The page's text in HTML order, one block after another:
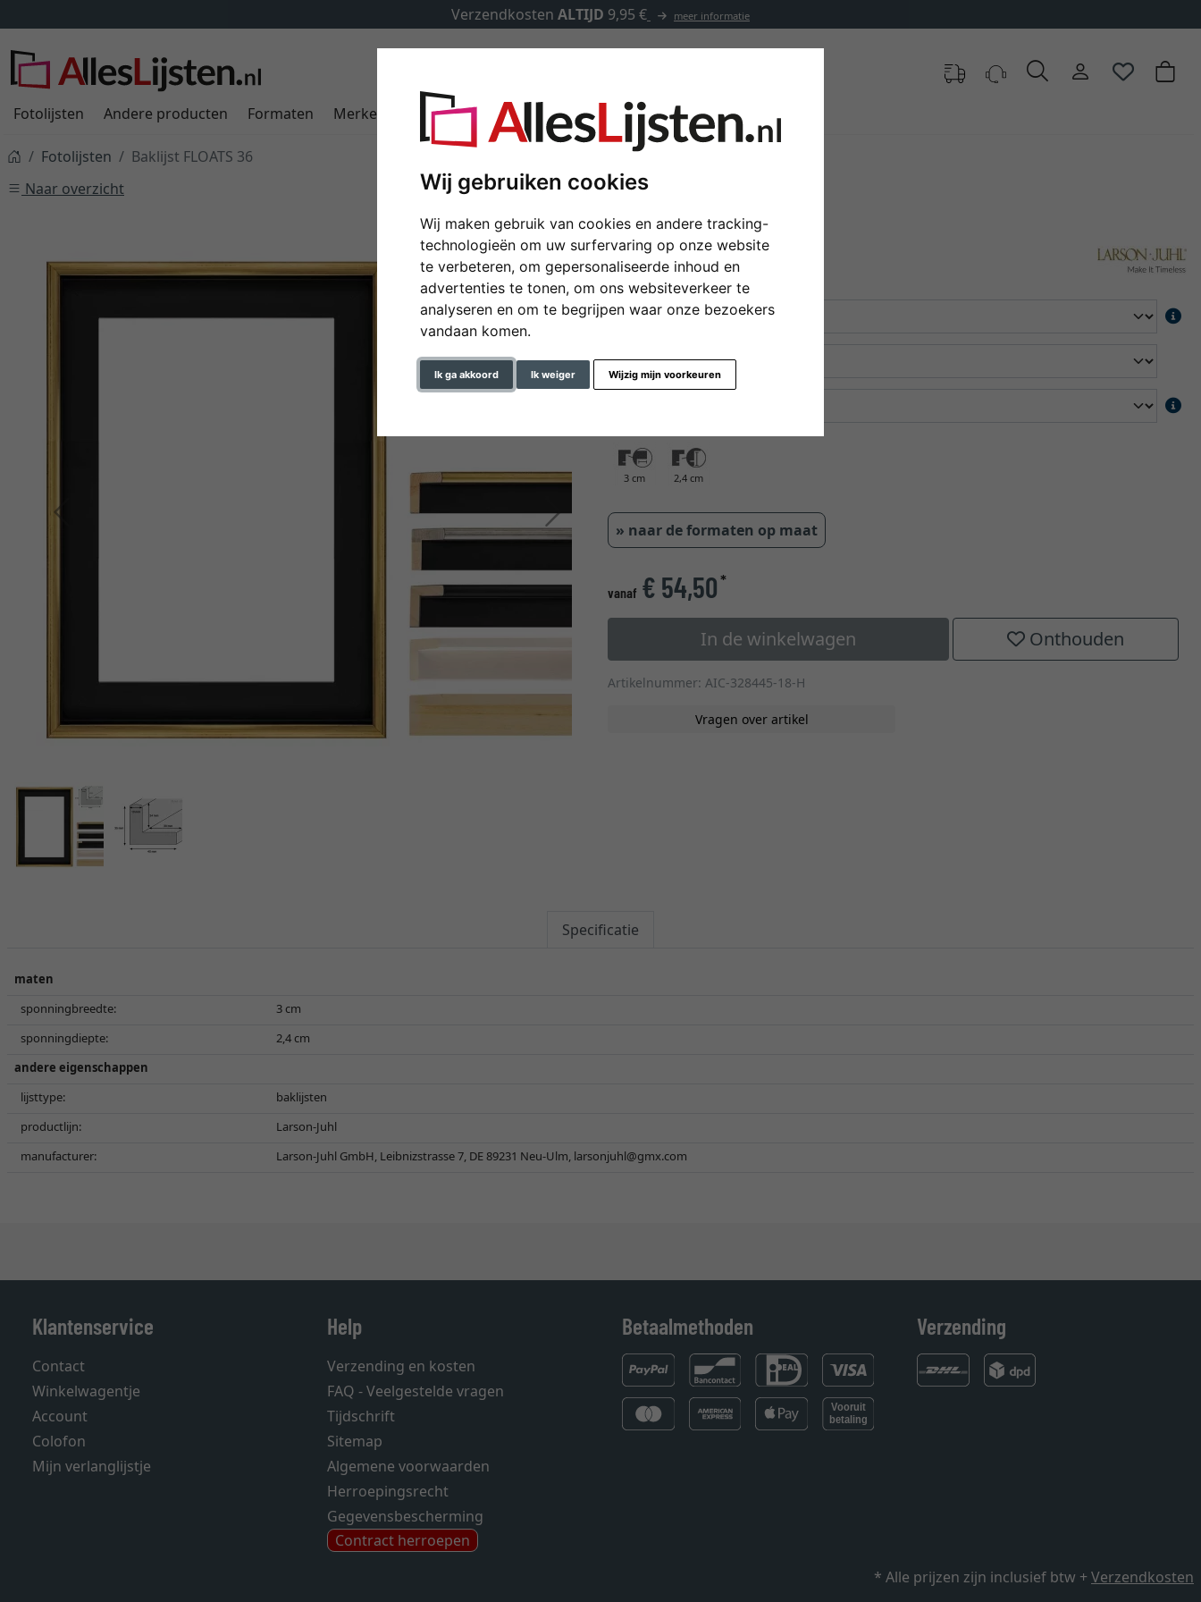
Wij gebruiken cookies
Wij maken gebruik van cookies en andere tracking-
technologieën om uw surfervaring op onze website
te verbeteren, om gepersonaliseerde inhoud en
advertenties te tonen, om ons websiteverkeer te
analyseren en om te begrijpen waar onze bezoekers
vandaan komen.
Ik ga akkoord Ik weiger Wijzig mijn voorkeuren
Verzendkosten ALTIJD 9,95 € meer informatie
Fotolijsten Andere producten Formaten Merken Lijsten op maat Passe-partouts Toebehoren
Fotolijsten
Baklijst FLOATS 36
Naar overzicht
Terug Verder
Baklijst FLOATS 36
formaat
kleur
3 cm 2,4 cm
» naar de formaten op maat
vanaf € 54,50*
In de winkelwagen Onthouden
Artikelnummer: AIC-328445-18-H
Vragen over artikel
Specificatie
maten
sponningbreedte:
3 cm
sponningdiepte:
2,4 cm
andere eigenschappen
lijsttype:
baklijsten
productlijn:
Larson-Juhl
manufacturer:
Larson-Juhl GmbH, Leibnizstrasse 7, DE 89231 Neu-Ulm, larsonjuhl@gmx.com
Klantenservice
Contact
Winkelwagentje
Account
Colofon
Mijn verlanglijstje
Help
Verzending en kosten
FAQ - Veelgestelde vragen
Tijdschrift
Sitemap
Algemene voorwaarden
Herroepingsrecht
Gegevensbescherming
Contract herroepen
Betaalmethoden Verzending
* Alle prijzen zijn inclusief btw +Verzendkosten